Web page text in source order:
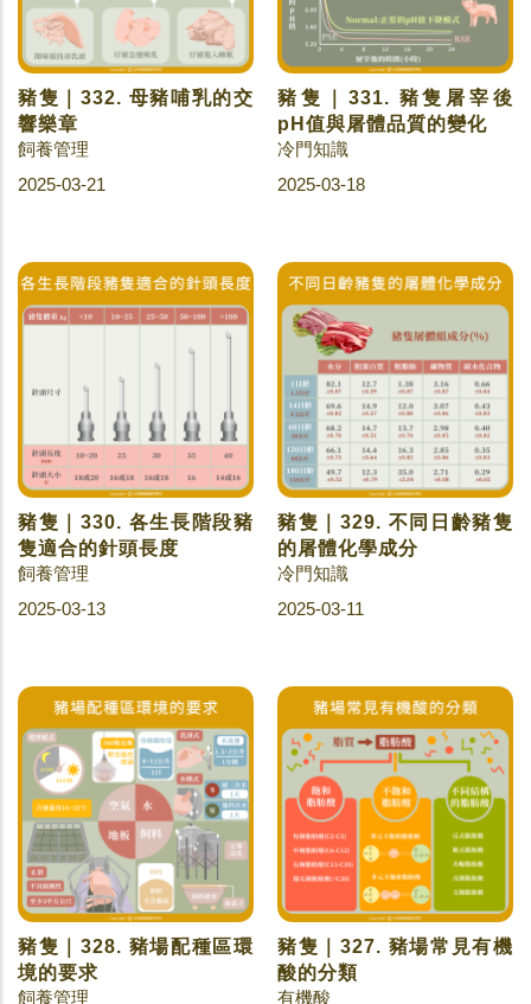
豬隻｜332. 母豬哺乳的交
響樂章
飼養管理
2025-03-21
豬隻｜331. 豬隻屠宰後
pH值與屠體品質的變化
冷門知識
2025-03-18
豬隻｜330. 各生長階段豬
隻適合的針頭長度
飼養管理
2025-03-13
豬隻｜329. 不同日齡豬隻
的屠體化學成分
冷門知識
2025-03-11
豬隻｜328. 豬場配種區環
境的要求
飼養管理
豬隻｜327. 豬場常見有機
酸的分類
有機酸